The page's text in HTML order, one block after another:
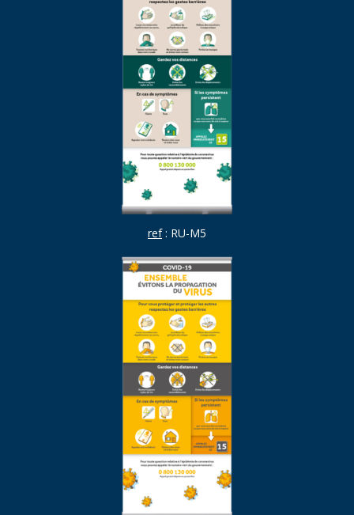
ref: RU-M5